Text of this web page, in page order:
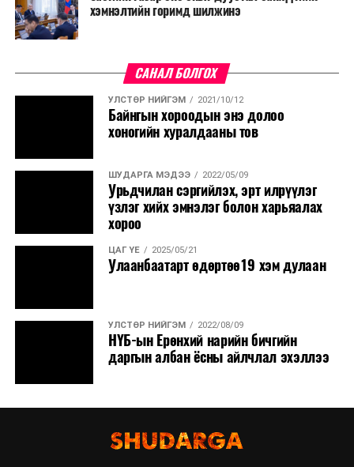
хэмнэлтийн горимд шилжинэ
САНАЛ БОЛГОХ
УЛСТӨР НИЙГЭМ 2021/10/12
Байнгын хороодын энэ долоо
хоногийн хуралдааны тов
ШУДАРГА МЭДЭЭ 2022/05/09
Урьдчилан сэргийлэх, эрт илрүүлэг
үзлэг хийх эмнэлэг болон харьяалах
хороо
ЦАГ ҮЕ 2025/05/21
Улаанбаатарт өдөртөө19 хэм дулаан
УЛСТӨР НИЙГЭМ 2022/08/09
НҮБ-ын Ерөнхий нарийн бичгийн
даргын албан ёсны айлчлал эхэллээ